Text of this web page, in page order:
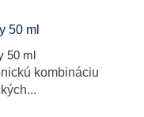
50 ml
kombináciu